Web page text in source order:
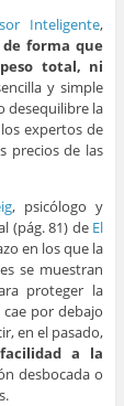
Inteligente,
forma que
total, ni
y simple
desequilibre la
expertos de
precios de las
, psicólogo y
(pág. 81) de El
en los que la
se muestran
proteger la
por debajo
en el pasado,
a la
desbocada o